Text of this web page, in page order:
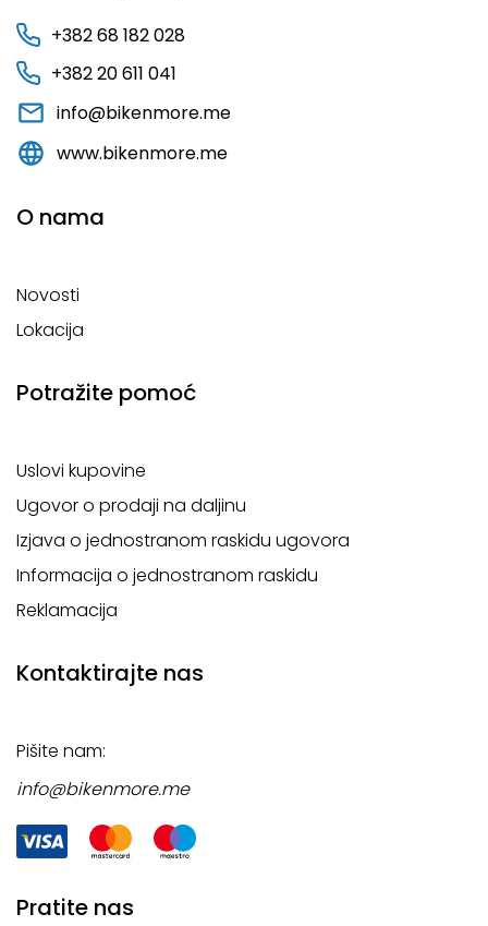
+382 68 182 028
+382 20 611 041
info@bikenmore.me
www.bikenmore.me
O nama
Novosti
Lokacija
Potražite pomoć
Uslovi kupovine
Ugovor o prodaji na daljinu
Izjava o jednostranom raskidu ugovora
Informacija o jednostranom raskidu
Reklamacija
Kontaktirajte nas
Pišite nam:
info@bikenmore.me
Pratite nas